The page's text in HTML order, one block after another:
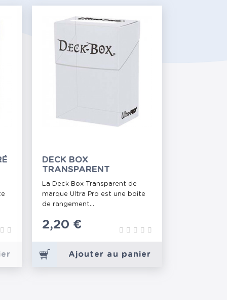
DECK BOX
TRANSPARENT
La Deck Box Transparent de
marque Ultra Pro est une boite
de rangement...
Prix
2,20 €
Ajouter au panier